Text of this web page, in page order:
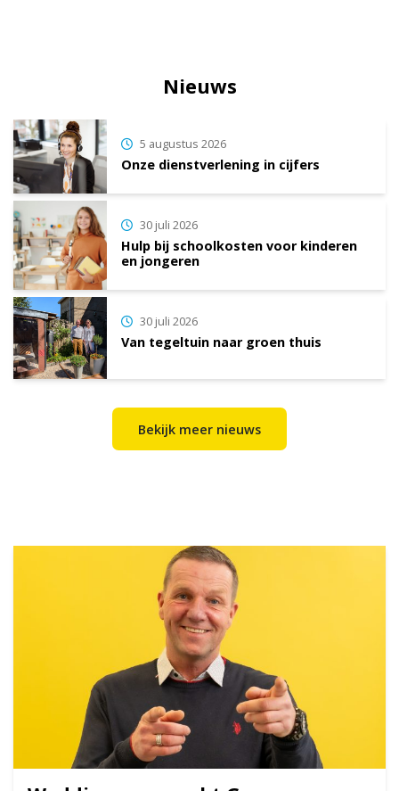
Nieuws
Onze dienstverlening in cijfers
5 augustus 2026
Hulp bij schoolkosten voor kinderen
en jongeren
30 juli 2026
Van tegeltuin naar groen thuis
30 juli 2026
Bekijk meer nieuws